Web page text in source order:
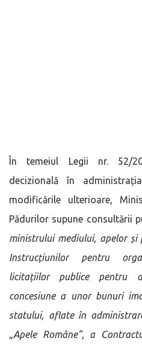
În temeiul Legii nr. 52/
decizională în
modificările ulterioare,
Pădurilor supune consultării
ministrului mediului, apelor
Instrucțiunilor pentru
licitațiilor publice pentru
concesiune a unor bunuri
statului, aflate în
„Apele Române”, a